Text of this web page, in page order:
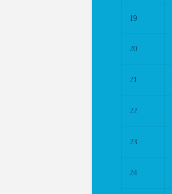
19
20
21
22
23
24